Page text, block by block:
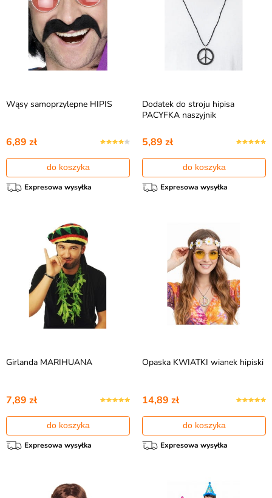
Wąsy samoprzylepne HIPIS
6,89 zł
do koszyka
Expresowa wysyłka
Dodatek do stroju hipisa
PACYFKA naszyjnik
5,89 zł
do koszyka
Expresowa wysyłka
Girlanda MARIHUANA
7,89 zł
do koszyka
Expresowa wysyłka
Opaska KWIATKI wianek hipiski
14,89 zł
do koszyka
Expresowa wysyłka